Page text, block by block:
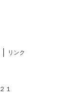
リンク
１